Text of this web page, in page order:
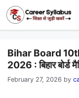
content
Bihar Board
2026 : बिहार बोर्ड
February 27, 2026 by